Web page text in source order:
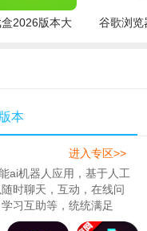
各种艺术作品。
角色分享到社交平台。
量、逼真的二次元角色
2026版本大
谷歌浏览
本
ai机器人应用，基于人工
时聊天，互动，在线问
习互助等，统统满足
别整理了apoai软件下载
进入专区>>